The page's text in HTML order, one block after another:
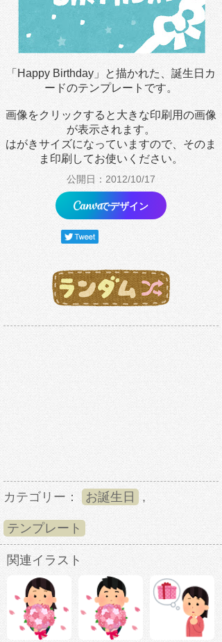
「Happy Birthday」と描かれた、誕生日カ
ードのテンプレートです。
画像をクリックすると大きな印刷用の画像
が表示されます。
はがきサイズになっていますので、そのま
ま印刷してお使いください。
公開日：2012/10/17
でデザイン
カテゴリー： お誕生日 ,
テンプレート
関連イラスト